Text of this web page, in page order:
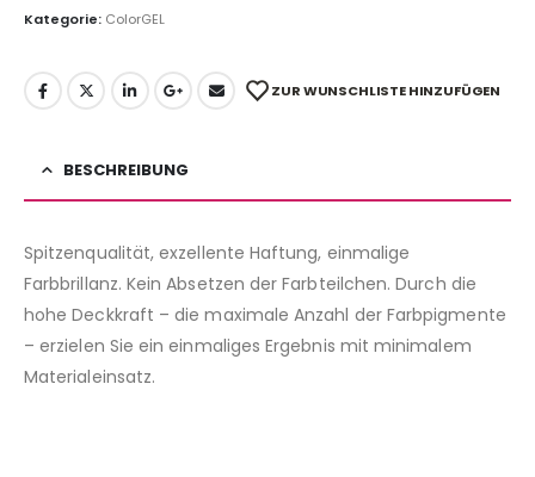
Kategorie: ColorGEL
ZUR WUNSCHLISTE HINZUFÜGEN
BESCHREIBUNG
Spitzenqualität, exzellente Haftung, einmalige
Farbbrillanz. Kein Absetzen der Farbteilchen. Durch die
hohe Deckkraft – die maximale Anzahl der Farbpigmente
– erzielen Sie ein einmaliges Ergebnis mit minimalem
Materialeinsatz.